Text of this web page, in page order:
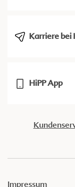
Karriere bei
HiPP App
Impressum